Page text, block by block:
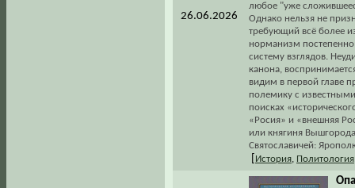
26.06.2026
любое "уже
Однако нельзя не
требующий всё более
норманизм постепенно
систему взглядов.
канона,
видим в первой главе
полемику с
поисках
«Росия» и «внешняя
или княгиня
Святославичей:
История, Политология